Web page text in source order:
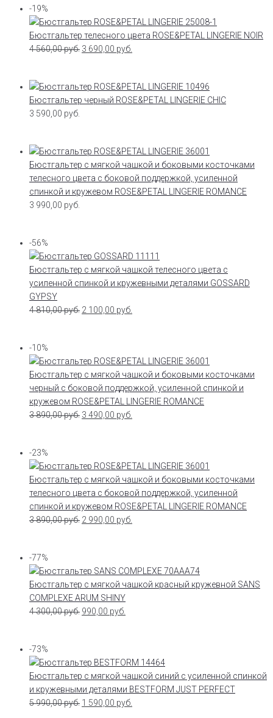
-19%
Бюстгальтер телесного цвета ROSE&PETAL LINGERIE NOIR
4 560,00руб. 3 690,00 руб.
Бюстгальтер черный ROSE&PETAL LINGERIE CHIC
3 590,00 руб.
Бюстгальтер с мягкой чашкой и боковыми косточками
телесного цвета с боковой поддержкой, усиленной
спинкой и кружевом ROSE&PETAL LINGERIE ROMANCE
3 990,00 руб.
-56%
Бюстгальтер с мягкой чашкой телесного цвета с
усиленной спинкой и кружевными деталями GOSSARD
GYPSY
4 810,00руб. 2 100,00 руб.
-10%
Бюстгальтер с мягкой чашкой и боковыми косточками
черный с боковой поддержкой, усиленной спинкой и
кружевом ROSE&PETAL LINGERIE ROMANCE
3 890,00руб. 3 490,00 руб.
-23%
Бюстгальтер с мягкой чашкой и боковыми косточками
телесного цвета с боковой поддержкой, усиленной
спинкой и кружевом ROSE&PETAL LINGERIE ROMANCE
3 890,00руб. 2 990,00 руб.
-77%
Бюстгальтер с мягкой чашкой красный кружевной SANS
COMPLEXE ARUM SHINY
4 300,00руб. 990,00 руб.
-73%
Бюстгальтер с мягкой чашкой синий с усиленной спинкой
и кружевными деталями BESTFORM JUST PERFECT
5 990,00руб. 1 590,00 руб.